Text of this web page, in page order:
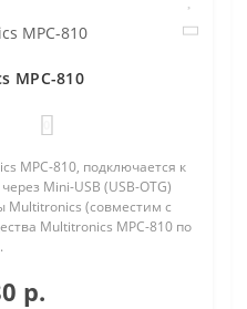
MPC-810
MPC-810, подключается к
Mini-USB (USB-OTG)
(совместим с
Multitronics MPC-810 по
р.